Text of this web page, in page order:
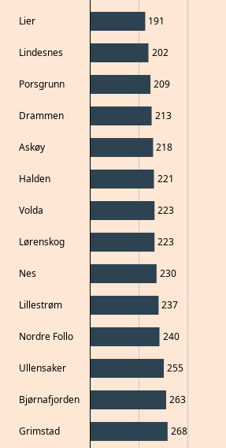
Lier
Lindesnes
Porsgrunn
Drammen
Askøy
Halden
Volda
Lørenskog
Nes
Lillestrøm
Nordre Follo
Ullensaker
Bjørnafjorden
Grimstad
191
202
209
213
218
221
223
223
230
237
240
255
263
268